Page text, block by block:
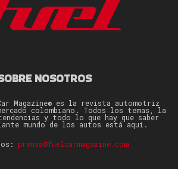
NOSOTROS
Magazine® es la revista automotriz
colombiano. Todos los temas, la
y todo lo que hay que saber
mundo de los autos está aquí.
prensa@fuelcarmagazine.com